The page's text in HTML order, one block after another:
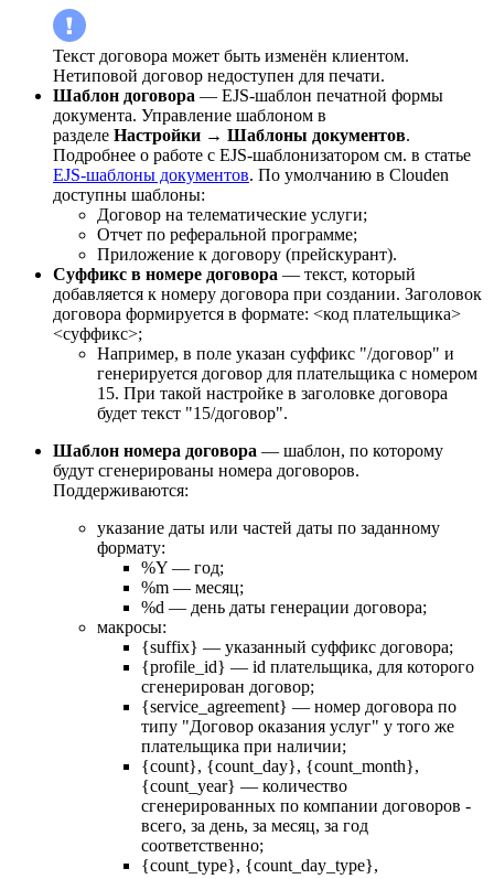
Текст договора может быть изменён клиентом.
Нетиповой договор недоступен для печати.
Шаблон договора — EJS-шаблон печатной формы
документа. Управление шаблоном в
разделе Настройки → Шаблоны документов.
Подробнее о работе с EJS-шаблонизатором см. в статье
EJS-шаблоны документов. По умолчанию в Clouden
доступны шаблоны:
Договор на телематические услуги;
Отчет по реферальной программе;
Приложение к договору (прейскурант).
Суффикс в номере договора — текст, который
добавляется к номеру договора при создании. Заголовок
договора формируется в формате: <код плательщика>
<суффикс>;
Например, в поле указан суффикс "/договор" и
генерируется договор для плательщика с номером
15. При такой настройке в заголовке договора
будет текст "15/договор".
Шаблон номера договора — шаблон, по которому
будут сгенерированы номера договоров.
Поддерживаются:
указание даты или частей даты по заданному
формату:
%Y — год;
%m — месяц;
%d — день даты генерации договора;
макросы:
{suffix} — указанный суффикс договора;
{profile_id} — id плательщика, для которого
сгенерирован договор;
{service_agreement} — номер договора по
типу "Договор оказания услуг" у того же
плательщика при наличии;
{count}, {count_day}, {count_month},
{count_year} — количество
сгенерированных по компании договоров -
всего, за день, за месяц, за год
соответственно;
{count_type}, {count_day_type},